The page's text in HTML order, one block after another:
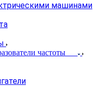
машинами
частоты